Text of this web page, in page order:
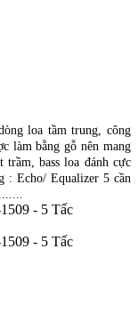
loa tầm trung, công
làm bằng gỗ nên mang
bass loa đánh cực
: Echo/ Equalizer 5 cần